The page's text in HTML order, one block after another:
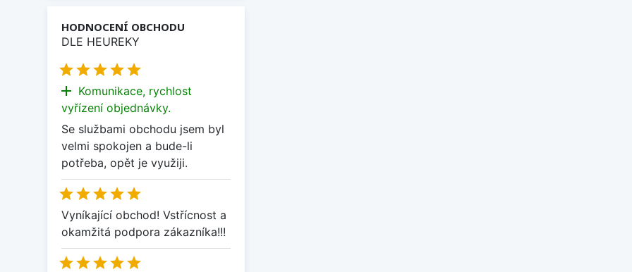
HODNOCENÍ OBCHODU
DLE HEUREKY

add Komunikace, rychlost
vyřízení objednávky.
Se službami obchodu jsem byl
velmi spokojen a bude-li
potřeba, opět je využiji.

Vyníkající obchod! Vstřícnost a
okamžitá podpora zákazníka!!!
